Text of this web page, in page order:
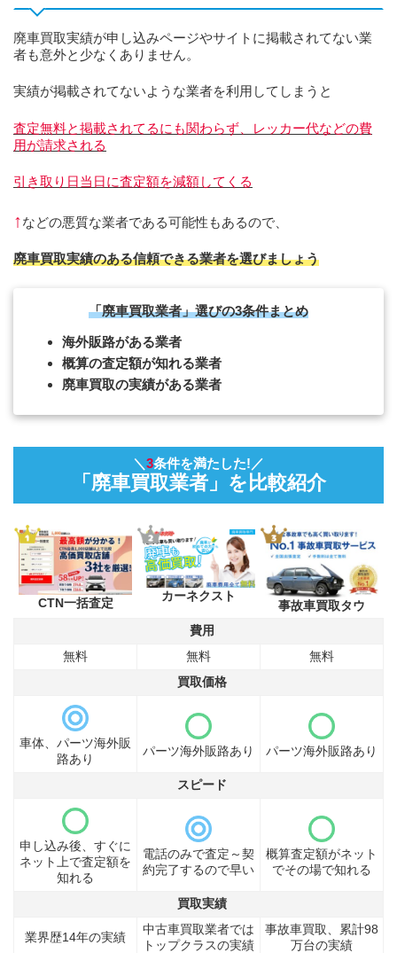
廃車買取実績が申し込みページやサイトに掲載されてない業
者も意外と少なくありません。
実績が掲載されてないような業者を利用してしまうと
査定無料と掲載されてるにも関わらず、レッカー代などの費
用が請求される
引き取り日当日に査定額を減額してくる
↑などの悪質な業者である可能性もあるので、
廃車買取実績のある信頼できる業者を選びましょう
「廃車買取業者」選びの3条件まとめ
海外販路がある業者
概算の査定額が知れる業者
廃車買取の実績がある業者
＼3条件を満たした!／
「廃車買取業者」を比較紹介
CTN一括査定
カーネクスト
事故車買取タウ
費用
無料
無料
無料
買取価格
車体、パーツ海外販
路あり
パーツ海外販路あり パーツ海外販路あり
スピード
申し込み後、すぐに
ネット上で査定額を
知れる
電話のみで査定～契
約完了するので早い
概算査定額がネット
でその場で知れる
買取実績
業界歴14年の実績
中古車買取業者では
トップクラスの実績
事故車買取、累計98
万台の実績